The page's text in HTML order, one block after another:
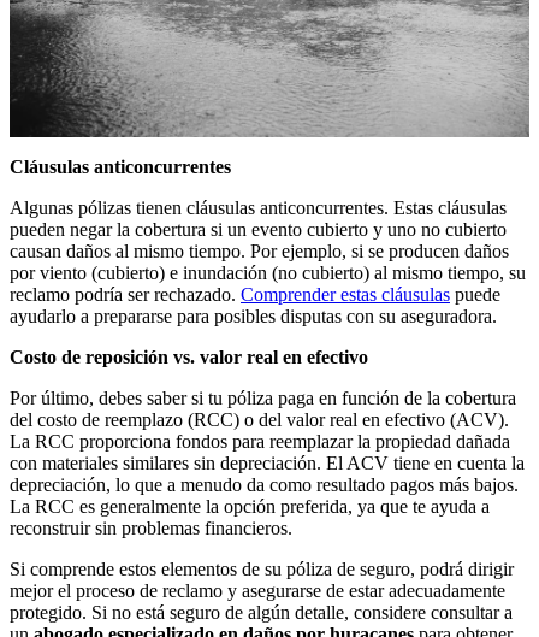
Cláusulas anticoncurrentes
Algunas pólizas tienen cláusulas anticoncurrentes. Estas cláusulas
pueden negar la cobertura si un evento cubierto y uno no cubierto
causan daños al mismo tiempo. Por ejemplo, si se producen daños
por viento (cubierto) e inundación (no cubierto) al mismo tiempo, su
reclamo podría ser rechazado. Comprender estas cláusulas puede
ayudarlo a prepararse para posibles disputas con su aseguradora.
Costo de reposición vs. valor real en efectivo
Por último, debes saber si tu póliza paga en función de la cobertura
del costo de reemplazo (RCC) o del valor real en efectivo (ACV).
La RCC proporciona fondos para reemplazar la propiedad dañada
con materiales similares sin depreciación. El ACV tiene en cuenta la
depreciación, lo que a menudo da como resultado pagos más bajos.
La RCC es generalmente la opción preferida, ya que te ayuda a
reconstruir sin problemas financieros.
Si comprende estos elementos de su póliza de seguro, podrá dirigir
mejor el proceso de reclamo y asegurarse de estar adecuadamente
protegido. Si no está seguro de algún detalle, considere consultar a